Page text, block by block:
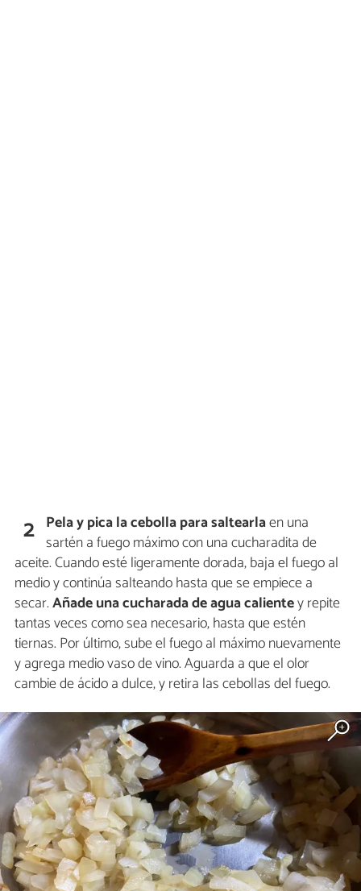
2 Pela y pica la cebolla para saltearlaen una
sartén a fuego máximo con una cucharadita de
aceite. Cuando esté ligeramente dorada, baja el fuego al
medio y continúa salteando hasta que se empiece a
secar.Añade una cucharada de agua calientey repite
tantas veces como sea necesario, hasta que estén
tiernas. Por último, sube el fuego al máximo nuevamente
y agrega medio vaso de vino. Aguarda a que el olor
cambie de ácido a dulce, y retira las cebollas del fuego.